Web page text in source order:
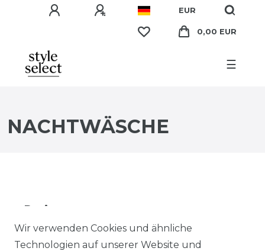
EUR
0,00 EUR
☰
NACHTWÄSCHE
Preis
EUR EUR
Wir verwenden Cookies und ähnliche
Technologien auf unserer Website und